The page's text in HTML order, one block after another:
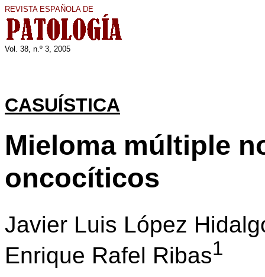
REVISTA ESPAÑOLA DE
Vol. 38, n.º 3, 2005
CASUÍSTICA
Mieloma múltiple
oncocíticos
Javier Luis López
Enrique Rafel Ribas1